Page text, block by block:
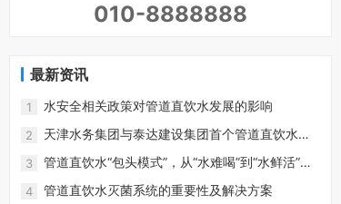
010-8888888
最新资讯
1 水安全相关政策对管道直饮水发展的影响
2
天津水务集团与泰达建设集团首个管道直饮水项
目正式签约
3
管道直饮水“包头模式”，从“水难喝”到“水鲜活”的
蜕变！
4 管道直饮水灭菌系统的重要性及解决方案